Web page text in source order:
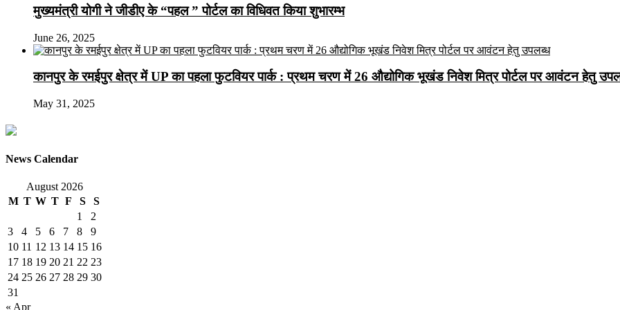
मुख्यमंत्री योगी ने जीडीए के “पहल ” पोर्टल का विधिवत किया शुभारम्भ
June 26, 2025
कानपुर के रमईपुर क्षेत्र में UP का पहला फुटवियर पार्क : प्रथम चरण में 26 औद्योगिक भूखंड निवेश मित्र पोर्टल पर आवंटन हेतु
May 31, 2025
News Calendar
August 2026
M T W T F S
S
1
2
3
4 5 6 7 8
9
10 11 12 13 14 15 16
17 18 19 20 21 22 23
24 25 26 27 28 29 30
31
« Apr